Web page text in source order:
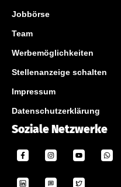
Jobbörse
Team
Werbemöglichkeiten
Stellenanzeige schalten
Impressum
Datenschutzerklärung
Soziale Netzwerke